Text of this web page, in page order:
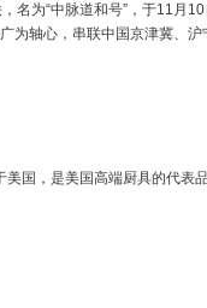
名为“中脉道和号”，于11月
为轴心，串联中国京津冀、
国，是美国高端厨具的代表